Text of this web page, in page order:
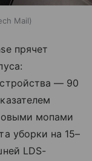
Mail
прячет
— 90
мопами
уборки на 15–
LDS-